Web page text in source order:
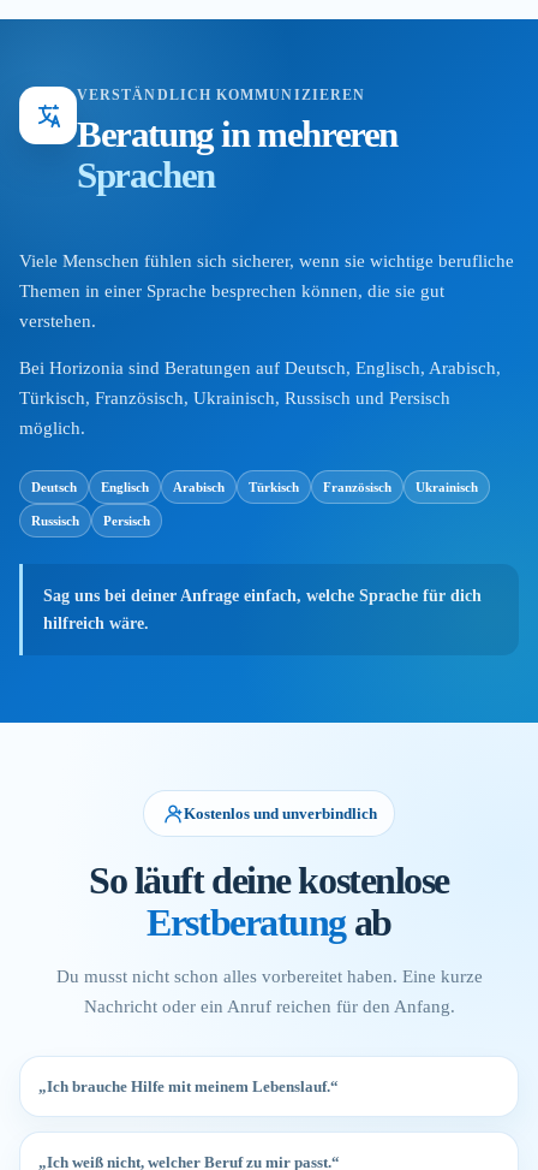
VERSTÄNDLICH KOMMUNIZIEREN
Beratung in mehreren
Sprachen
Viele Menschen fühlen sich sicherer, wenn sie wichtige berufliche
Themen in einer Sprache besprechen können, die sie gut
verstehen.
Bei Horizonia sind Beratungen auf Deutsch, Englisch, Arabisch,
Türkisch, Französisch, Ukrainisch, Russisch und Persisch
möglich.
Deutsch Englisch Arabisch Türkisch Französisch Ukrainisch
Russisch Persisch
Sag uns bei deiner Anfrage einfach, welche Sprache für dich
hilfreich wäre.
Kostenlos und unverbindlich
So läuft deine kostenlose
Erstberatung ab
Du musst nicht schon alles vorbereitet haben. Eine kurze
Nachricht oder ein Anruf reichen für den Anfang.
„Ich brauche Hilfe mit meinem Lebenslauf.“
„Ich weiß nicht, welcher Beruf zu mir passt.“